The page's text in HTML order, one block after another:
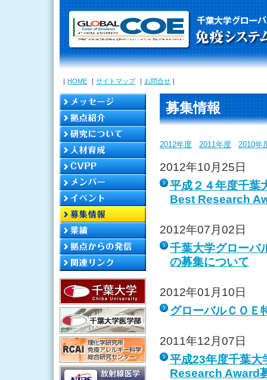
｜ HOME ｜ サイトマップ ｜ お問合せ ｜
募集情報
2012年度 2011年度 2010年
2012年10月25日
平成２４年度千葉
Best Research
2012年07月02日
千葉大学グローバ
の募集について
2012年01月10日
グローバルＣＯＥ
2011年12月07日
平成23年度千葉
Research Award